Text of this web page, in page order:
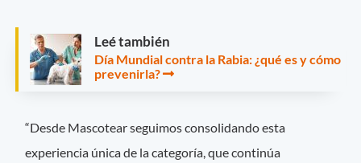
Leé también
Día Mundial contra la Rabia: ¿qué es y cómo
prevenirla?
“Desde Mascotear seguimos consolidando esta
experiencia única de la categoría, que continúa